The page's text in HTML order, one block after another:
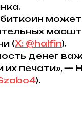
(X: @halfin).
денег
их печати», —
).